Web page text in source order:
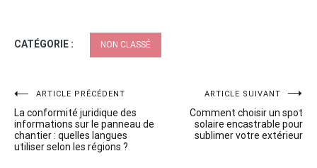
CATÉGORIE : NON CLASSÉ
Navigation
de
l’article
ARTICLE PRÉCÉDENT
La conformité juridique des
informations sur le panneau de
chantier : quelles langues
utiliser selon les régions ?
ARTICLE SUIVANT
Comment choisir un spot
solaire encastrable pour
sublimer votre extérieur